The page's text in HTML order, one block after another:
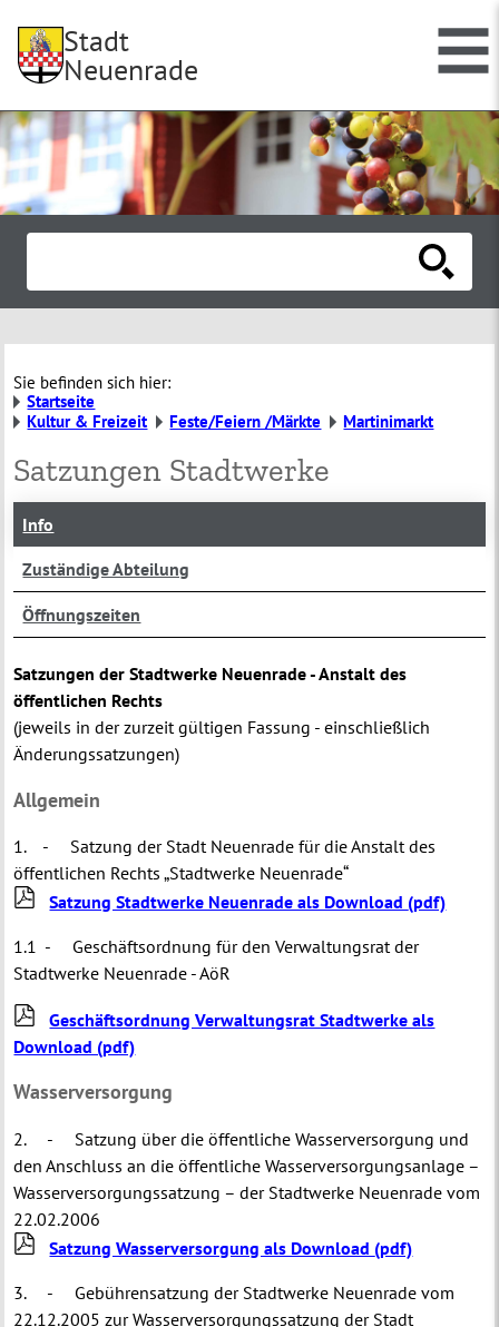
Stadt
Neuenrade
Sie befinden sich hier:
Startseite
Kultur & Freizeit
Feste/Feiern /Märkte Martinimarkt
Satzungen Stadtwerke
Info
Zuständige Abteilung
Öffnungszeiten
Satzungen der Stadtwerke Neuenrade - Anstalt des
öffentlichen Rechts
(jeweils in der zurzeit gültigen Fassung - einschließlich
Änderungssatzungen)
Allgemein
1. - Satzung der Stadt Neuenrade für die Anstalt des
öffentlichen Rechts „Stadtwerke Neuenrade“
Satzung Stadtwerke Neuenrade als Download (pdf)
1.1 - Geschäftsordnung für den Verwaltungsrat der
Stadtwerke Neuenrade - AöR
Geschäftsordnung Verwaltungsrat Stadtwerke als
Download (pdf)
Wasserversorgung
2. - Satzung über die öffentliche Wasserversorgung und
den Anschluss an die öffentliche Wasserversorgungsanlage –
Wasserversorgungssatzung – der Stadtwerke Neuenrade vom
22.02.2006
Satzung Wasserversorgung als Download (pdf)
3. - Gebührensatzung der Stadtwerke Neuenrade vom
22.12.2005 zur Wasserversorgungssatzung der Stadt